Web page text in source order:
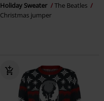
Holiday Sweater
The Beatles
Christmas jumper